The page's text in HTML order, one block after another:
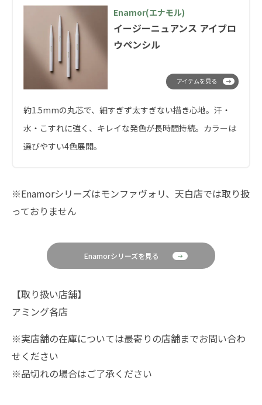
イージーニュアンス アイブロ
ウペンシル
Enamor(エナモル)
約1.5mmの丸芯で、細すぎず太すぎない描き心地。汗・
水・こすれに強く、キレイな発色が長時間持続。カラーは
選びやすい4色展開。
アイテムを見る
※Enamorシリーズはモンファヴォリ、天白店では取り扱
っておりません
Enamorシリーズを見る
【取り扱い店舗】
アミング各店
※実店舗の在庫については最寄りの店舗までお問い合わ
せください
※品切れの場合はご了承ください